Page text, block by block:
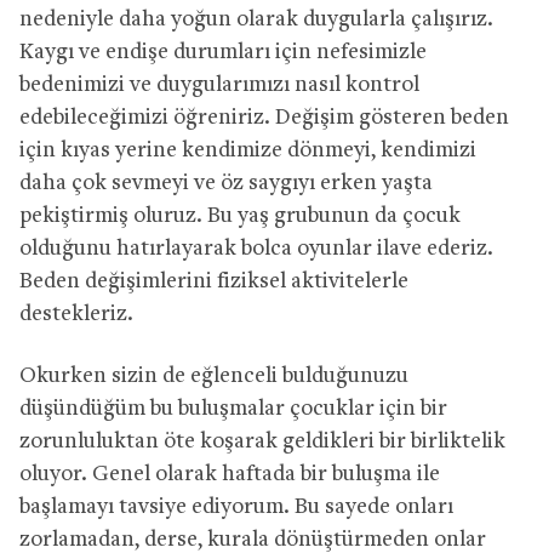
nedeniyle daha yoğun olarak duygularla çalışırız.
Kaygı ve endişe durumları için nefesimizle
bedenimizi ve duygularımızı nasıl kontrol
edebileceğimizi öğreniriz. Değişim gösteren beden
için kıyas yerine kendimize dönmeyi, kendimizi
daha çok sevmeyi ve öz saygıyı erken yaşta
pekiştirmiş oluruz. Bu yaş grubunun da çocuk
olduğunu hatırlayarak bolca oyunlar ilave ederiz.
Beden değişimlerini fiziksel aktivitelerle
destekleriz.
Okurken sizin de eğlenceli bulduğunuzu
düşündüğüm bu buluşmalar çocuklar için bir
zorunluluktan öte koşarak geldikleri bir birliktelik
oluyor. Genel olarak haftada bir buluşma ile
başlamayı tavsiye ediyorum. Bu sayede onları
zorlamadan, derse, kurala dönüştürmeden onlar